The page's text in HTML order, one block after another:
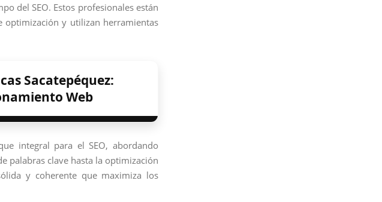
del SEO. Estos profesionales están
optimización y utilizan herramientas
Sacatepéquez:
Web
integral para el SEO, abordando
palabras clave hasta la optimización
y coherente que maximiza los